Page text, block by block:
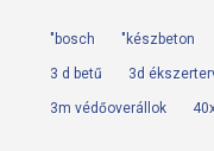
"bosch "készbeton
3 d betű 3d
3m védőoverállok